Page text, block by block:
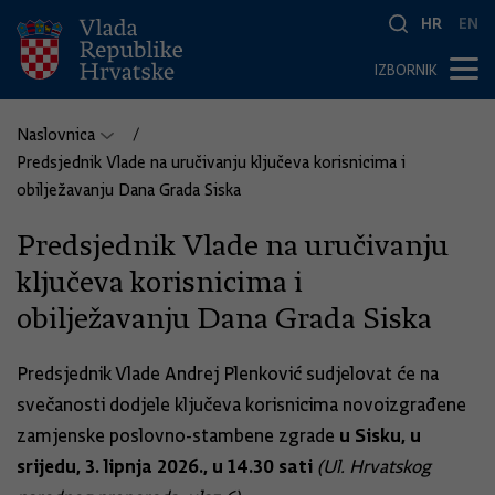
HR EN
IZBORNIK
Naslovnica
Predsjednik Vlade na uručivanju ključeva korisnicima i
obilježavanju Dana Grada Siska
Predsjednik Vlade na uručivanju
ključeva korisnicima i
obilježavanju Dana Grada Siska
Predsjednik Vlade Andrej Plenković sudjelovat će na
svečanosti dodjele ključeva korisnicima novoizgrađene
zamjenske poslovno-stambene zgrade u Sisku, u
srijedu, 3. lipnja 2026., u 14.30 sati (Ul. Hrvatskog